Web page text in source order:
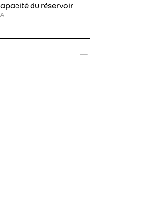
du réservoir